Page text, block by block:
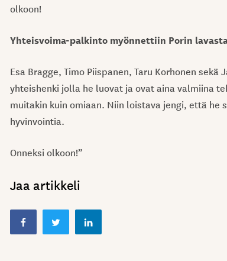
olkoon!
Yhteisvoima-palkinto myönnettiin Porin
Esa Bragge, Timo Piispanen, Taru Korhonen
yhteishenki jolla he luovat ja ovat aina valmiina
muitakin kuin omiaan. Niin loistava jengi, että
hyvinvointia.
Onneksi olkoon!”
Jaa artikkeli